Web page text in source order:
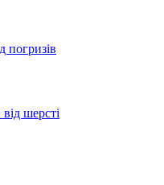
погризів
шерсті